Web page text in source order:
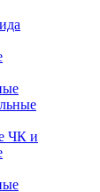
ЧК и